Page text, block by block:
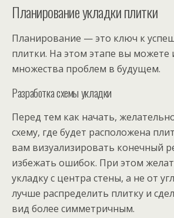
Планирование укладки плитки
Планирование — это ключ к
плитки. На этом этапе вы можете
множества проблем в будущем.
Разработка схемы укладки
Перед тем как начать,
схему, где будет расположена
вам визуализировать конечный
избежать ошибок. При этом
укладку с центра стены, а не от
лучше распределить плитку и
вид более симметричным.